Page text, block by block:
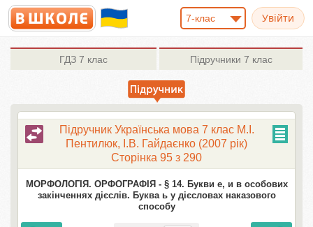
7-клас
ГДЗ 7 клас Підручники 7 клас
Підручник Українська мова 7 клас М.І.
Пентилюк, І.В. Гайдаєнко (2007 рік)
Сторінка 95 з 290
МОРФОЛОГІЯ. ОРФОГРАФІЯ - § 14. Букви е, и в особових
закінченнях дієслів. Буква ь у дієсловах наказового
способу